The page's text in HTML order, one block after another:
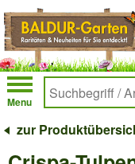
Menu
zur